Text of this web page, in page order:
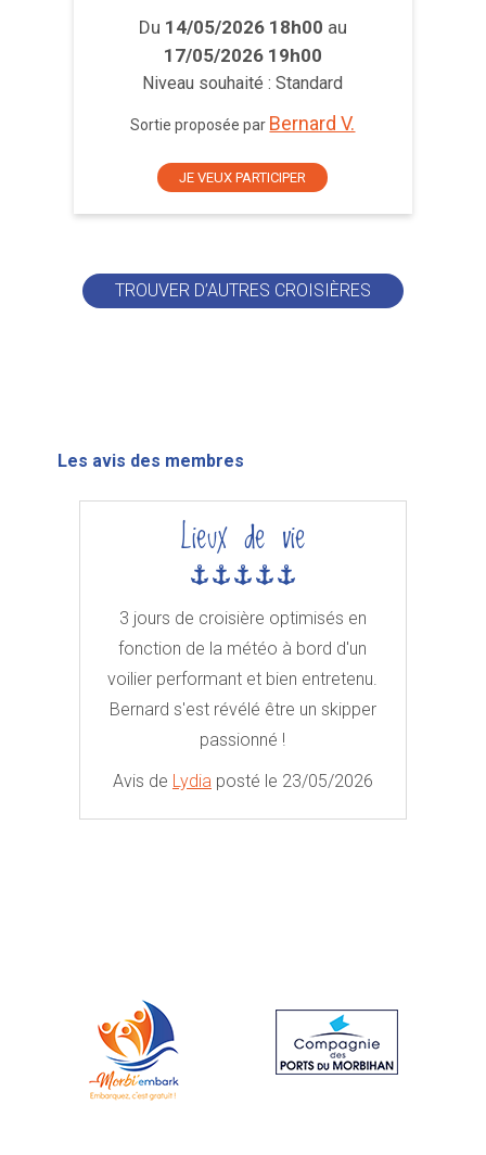
Du 14/05/2026 18h00 au
17/05/2026 19h00
Niveau souhaité : Standard
Sortie proposée par Bernard V.
JE VEUX PARTICIPER
TROUVER D’AUTRES CROISIÈRES
Les avis des membres
Lieux de vie
3 jours de croisière optimisés en
fonction de la météo à bord d'un
voilier performant et bien entretenu.
Bernard s'est révélé être un skipper
passionné !
Avis de Lydiaposté le 23/05/2026